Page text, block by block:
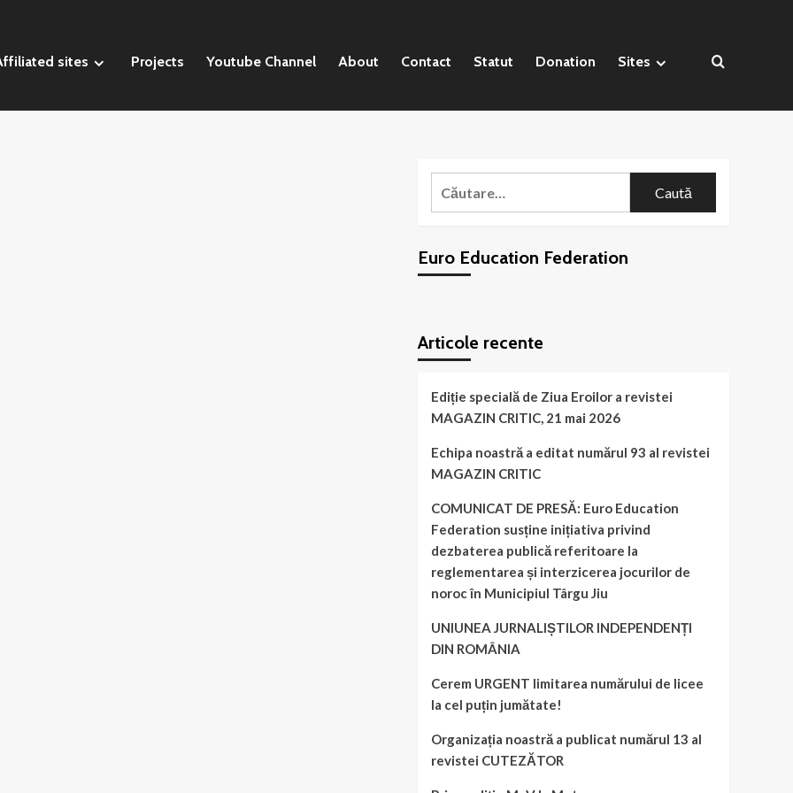
sites Projects Youtube Channel About Contact Statut Donation Sites
Caută
Euro Education Federation
Articole recente
Ediție specială de Ziua Eroilor a revistei
MAGAZIN CRITIC, 21 mai 2026
Echipa noastră a editat numărul 93 al revistei
MAGAZIN CRITIC
COMUNICAT DE PRESĂ: Euro Education
Federation susține inițiativa privind
dezbaterea publică referitoare la
reglementarea și interzicerea jocurilor de
noroc în Municipiul Târgu Jiu
UNIUNEA JURNALIȘTILOR INDEPENDENȚI
DIN ROMÂNIA
Cerem URGENT limitarea numărului de licee
la cel puțin jumătate!
Organizația noastră a publicat numărul 13 al
revistei CUTEZĂTOR